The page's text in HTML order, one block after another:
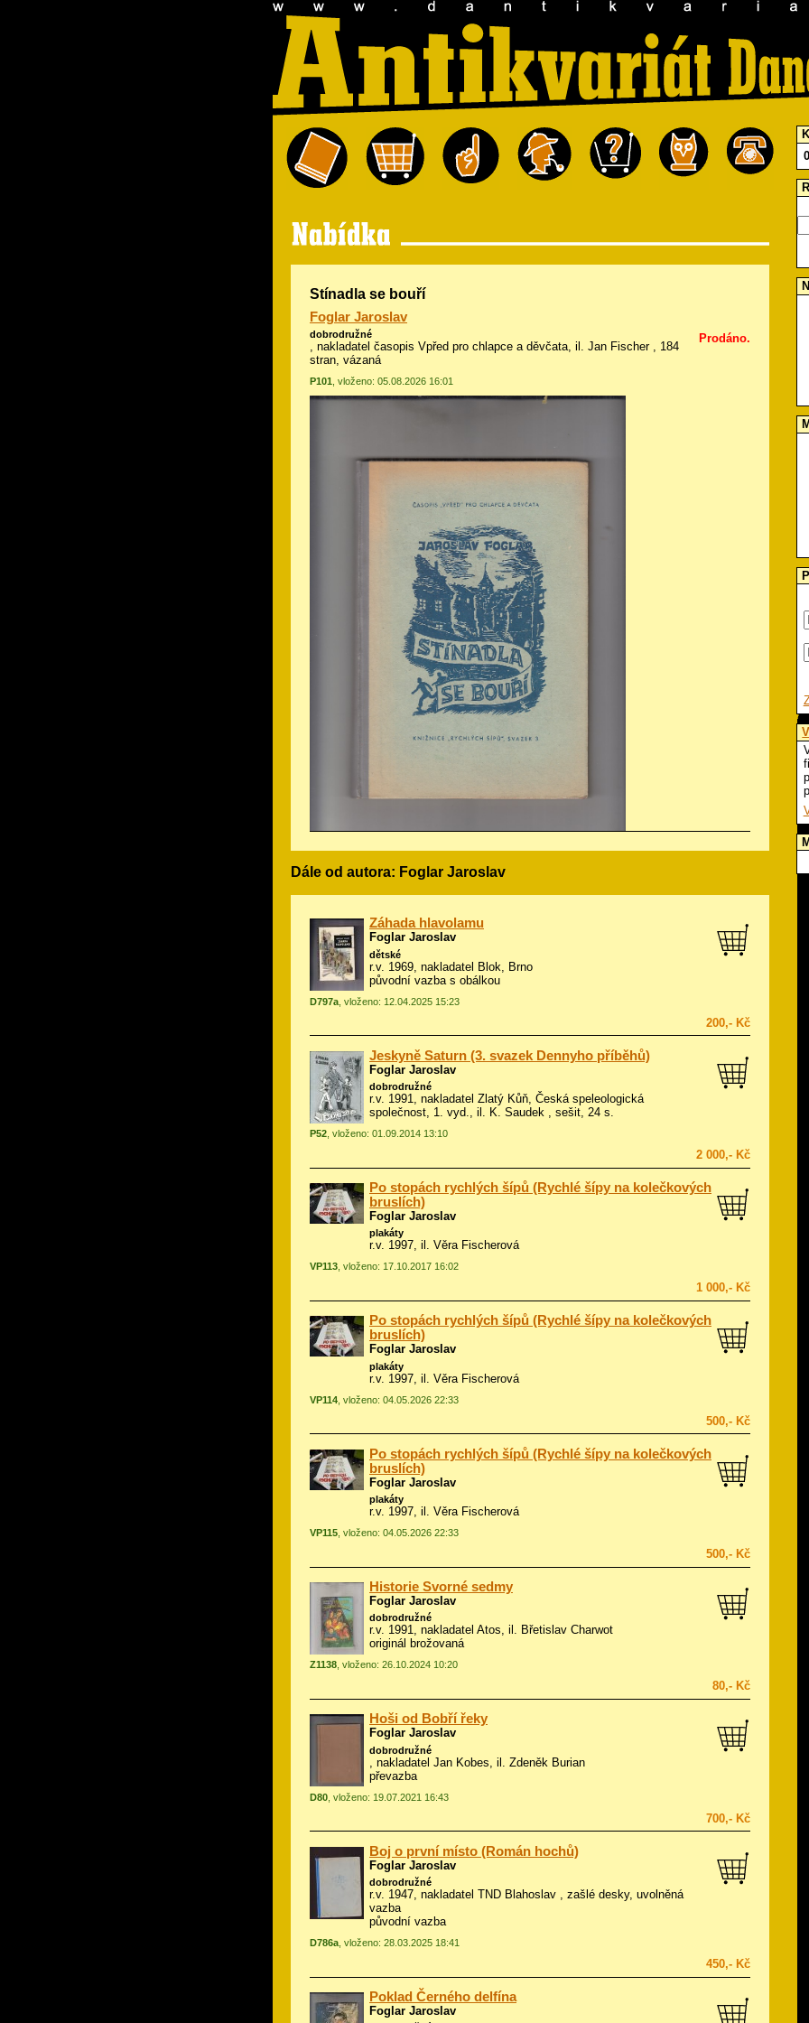
Prodáno.
Stínadla se bouří
Foglar Jaroslav
dobrodružné
, nakladatel časopis Vpřed pro chlapce a děvčata, il. Jan Fischer, 184
stran, vázaná
P101 , vloženo: 05.08.2026 16:01
Dále od autora: Foglar Jaroslav
Záhada hlavolamu
Foglar Jaroslav
dětské
r.v. 1969, nakladatel Blok, Brno
původní vazba s obálkou
D797a , vloženo: 12.04.2025 15:23
200,- Kč
Jeskyně Saturn (3. svazek Dennyho příběhů)
Foglar Jaroslav
dobrodružné
r.v. 1991, nakladatel Zlatý Kůň, Česká speleologická
společnost, 1. vyd., il. K. Saudek , sešit, 24 s.
P52 , vloženo: 01.09.2014 13:10
2 000,- Kč
Po stopách rychlých šípů (Rychlé šípy na kolečkových
bruslích)
Foglar Jaroslav
plakáty
r.v. 1997, il. Věra Fischerová
VP113, vloženo: 17.10.2017 16:02
1 000,- Kč
Po stopách rychlých šípů (Rychlé šípy na kolečkových
bruslích)
Foglar Jaroslav
plakáty
r.v. 1997, il. Věra Fischerová
VP114 , vloženo: 04.05.2026 22:33
500,- Kč
Po stopách rychlých šípů (Rychlé šípy na kolečkových
bruslích)
Foglar Jaroslav
plakáty
r.v. 1997, il. Věra Fischerová
VP115 , vloženo: 04.05.2026 22:33
500,- Kč
Historie Svorné sedmy
Foglar Jaroslav
dobrodružné
r.v. 1991, nakladatel Atos, il. Břetislav Charwot
originál brožovaná
Z1138 , vloženo: 26.10.2024 10:20
80,- Kč
Hoši od Bobří řeky
Foglar Jaroslav
dobrodružné
, nakladatel Jan Kobes, il. Zdeněk Burian
převazba
D80 , vloženo: 19.07.2021 16:43
700,- Kč
Boj o první místo (Román hochů)
Foglar Jaroslav
dobrodružné
r.v. 1947, nakladatel TND Blahoslav , zašlé desky, uvolněná
vazba
původní vazba
D786a , vloženo: 28.03.2025 18:41
450,- Kč
Poklad Černého delfína
Foglar Jaroslav
0